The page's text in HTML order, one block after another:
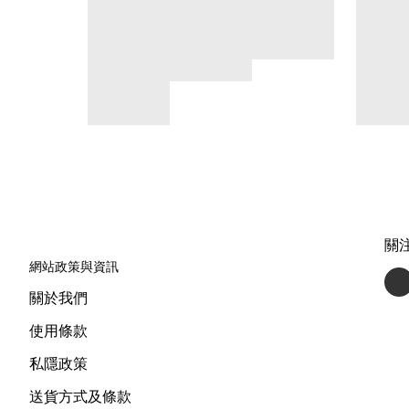
網站政策與資訊
關於我們
使用條款
私隱政策
送貨方式及條款
關